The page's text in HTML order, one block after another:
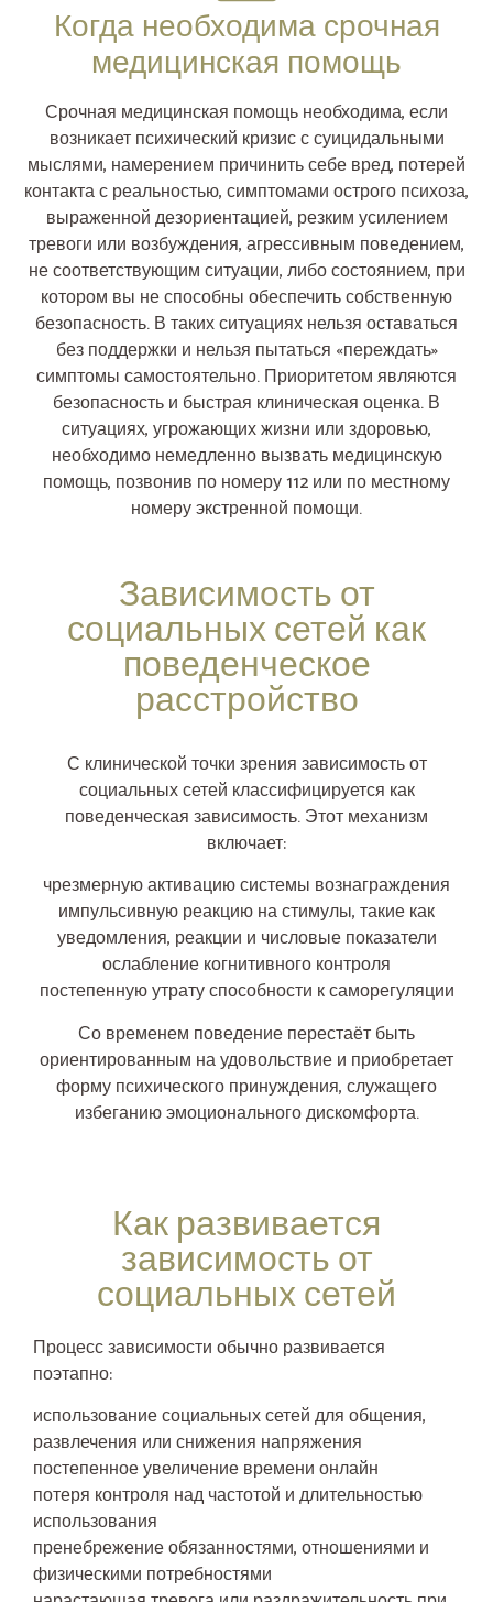
Когда необходима срочная
медицинская помощь
Срочная медицинская помощь необходима, если
возникает психический кризис с суицидальными
мыслями, намерением причинить себе вред, потерей
контакта с реальностью, симптомами острого психоза,
выраженной дезориентацией, резким усилением
тревоги или возбуждения, агрессивным поведением,
не соответствующим ситуации, либо состоянием, при
котором вы не способны обеспечить собственную
безопасность. В таких ситуациях нельзя оставаться
без поддержки и нельзя пытаться «переждать»
симптомы самостоятельно. Приоритетом являются
безопасность и быстрая клиническая оценка. В
ситуациях, угрожающих жизни или здоровью,
необходимо немедленно вызвать медицинскую
помощь, позвонив по номеру 112 или по местному
номеру экстренной помощи.
Зависимость от
социальных сетей как
поведенческое
расстройство
С клинической точки зрения зависимость от
социальных сетей классифицируется как
поведенческая зависимость. Этот механизм
включает:
чрезмерную активацию системы вознаграждения
импульсивную реакцию на стимулы, такие как
уведомления, реакции и числовые показатели
ослабление когнитивного контроля
постепенную утрату способности к саморегуляции
Со временем поведение перестаёт быть
ориентированным на удовольствие и приобретает
форму психического принуждения, служащего
избеганию эмоционального дискомфорта.
Как развивается
зависимость от
социальных сетей
Процесс зависимости обычно развивается
поэтапно:
использование социальных сетей для общения,
развлечения или снижения напряжения
постепенное увеличение времени онлайн
потеря контроля над частотой и длительностью
использования
пренебрежение обязанностями, отношениями и
физическими потребностями